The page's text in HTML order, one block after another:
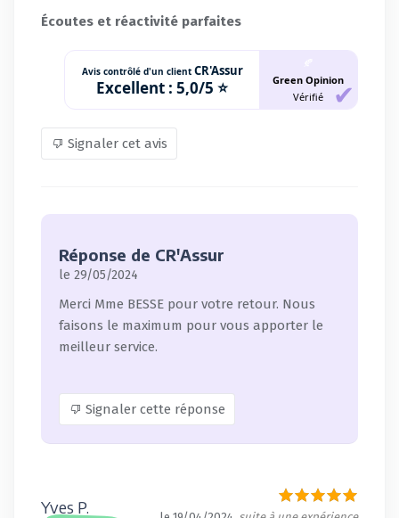
Écoutes et réactivité parfaites
Avis contrôlé d'un client CR'Assur
Excellent : 5,0/5 ⭐
Green Opinion
Vérifié
Signaler cet avis
Réponse de CR'Assur
le 29/05/2024
Merci Mme BESSE pour votre retour. Nous
faisons le maximum pour vous apporter le
meilleur service.
Signaler cette réponse
Yves P.